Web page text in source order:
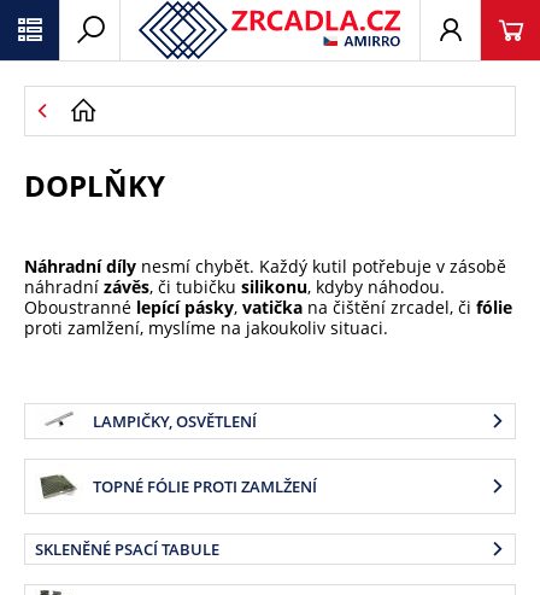
DOPLŇKY
Náhradní díly nesmí chybět. Každý kutil potřebuje v zásobě
náhradní závěs, či tubičku silikonu, kdyby náhodou.
Oboustranné lepící pásky, vatička na čištění zrcadel, či fólie
proti zamlžení, myslíme na jakoukoliv situaci.
LAMPIČKY, OSVĚTLENÍ
TOPNÉ FÓLIE PROTI ZAMLŽENÍ
SKLENĚNÉ PSACÍ TABULE